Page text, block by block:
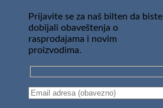
Prijavite se za naš bilten da biste
dobijali obaveštenja o
rasprodajama i novim
proizvodima.